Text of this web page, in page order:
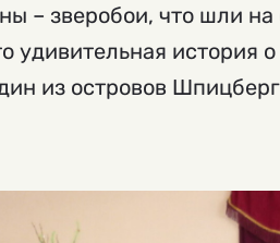
– зверобои, что шли
удивительная история
из островов